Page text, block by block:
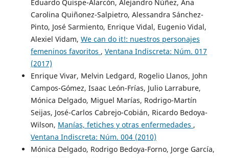
Eduardo Quispe-Alarcón, Alejandro Núñez, Ana
Carolina Quiñonez-Salpietro, Alessandra Sánchez-
Pinto, José Sarmiento, Enrique Vidal, Eugenio Vidal,
Alexiel Vidam, We can do it!: nuestros personajes
femeninos favoritos , Ventana Indiscreta: Núm. 017
(2017)
Enrique Vivar, Melvin Ledgard, Rogelio Llanos, John
Campos-Gómez, Isaac León-Frías, Julio Larrabure,
Mónica Delgado, Miguel Marías, Rodrigo-Martín
Seijas, José-Carlos Cabrejo-Cobián, Ricardo Bedoya-
Wilson, Manías, fetiches y otras enfermedades ,
Ventana Indiscreta: Núm. 004 (2010)
Mónica Delgado, Rodrigo Bedoya-Forno, Jorge García,